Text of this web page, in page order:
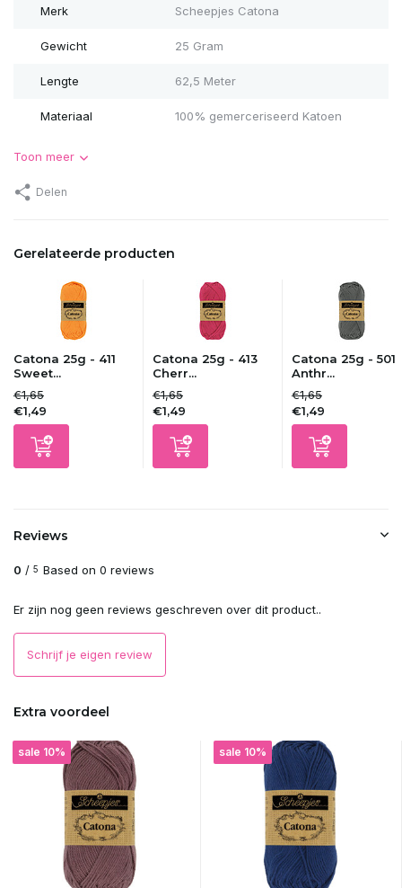
Merk Scheepjes Catona
Gewicht 25 Gram
Lengte 62,5 Meter
Materiaal 100% gemerceriseerd Katoen
Toon meer
Delen
Gerelateerde producten
Catona 25g - 411
Sweet...
€1,65
€1,49
Catona 25g - 413
Cherr...
€1,65
€1,49
Catona 25g - 501
Anthr...
€1,65
€1,49
Reviews
0 / 5 Based on 0 reviews
Er zijn nog geen reviews geschreven over dit product..
Schrijf je eigen review
Extra voordeel
sale 10% sale 10%